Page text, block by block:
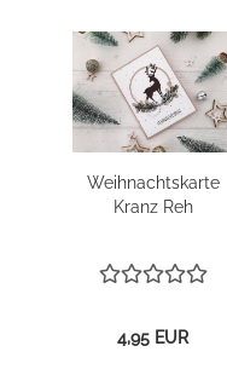
Weih­nachts­kar­te
Kranz Reh
4,95 EUR